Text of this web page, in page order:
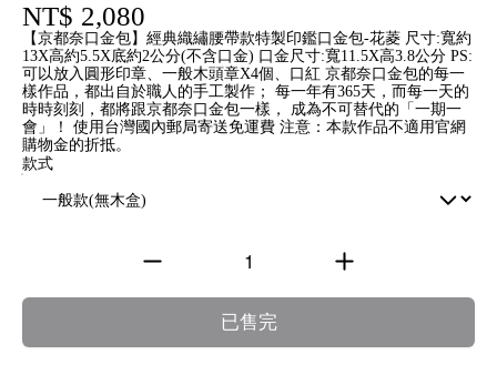
NT$ 2,080
【京都奈口金包】經典織繡腰帶款特製印鑑口金包-花菱 尺寸:寬約
13X高約5.5X底約2公分(不含口金) 口金尺寸:寬11.5X高3.8公分 PS:
可以放入圓形印章、一般木頭章X4個、口紅 京都奈口金包的每一
樣作品，都出自於職人的手工製作； 每一年有365天，而每一天的
時時刻刻，都將跟京都奈口金包一樣， 成為不可替代的「一期一
會」！ 使用台灣國內郵局寄送免運費 注意：本款作品不適用官網
購物金的折抵。
款式
已售完